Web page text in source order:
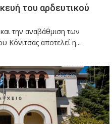
του αρδευτικού
την αναβάθμιση των
αποτελεί η...